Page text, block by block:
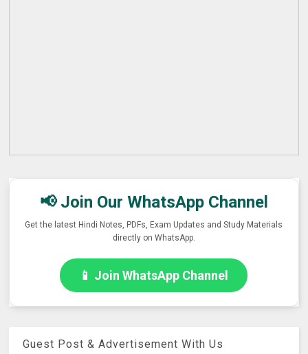
📢 Join Our WhatsApp Channel
Get the latest Hindi Notes, PDFs, Exam Updates and Study Materials
directly on WhatsApp.
📱 Join WhatsApp Channel
Guest Post & Advertisement With Us